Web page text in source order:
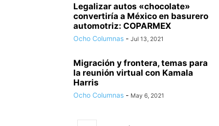
Legalizar autos «chocolate»
convertiría a México en basurero
automotriz: COPARMEX
Ocho Columnas - Jul 13, 2021
Migración y frontera, temas para
la reunión virtual con Kamala
Harris
Ocho Columnas - May 6, 2021